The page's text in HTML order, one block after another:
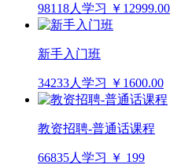
98118人学习 ￥12999.00
新手入门班
34233人学习 ￥1600.00
教资招聘-普通话课程
66835人学习 ￥ 199